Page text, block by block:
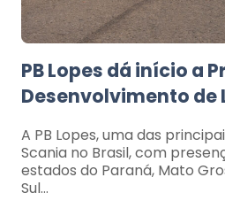
PB Lopes dá início a
Desenvolvimento de
A PB Lopes, uma das
Scania no Brasil, com
estados do Paraná, Mato
Sul…